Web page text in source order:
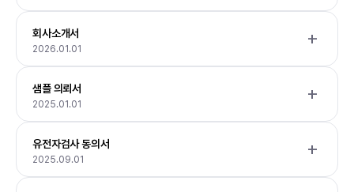
회사소개서
2026.01.01
샘플 의뢰서
2025.01.01
유전자검사 동의서
2025.09.01